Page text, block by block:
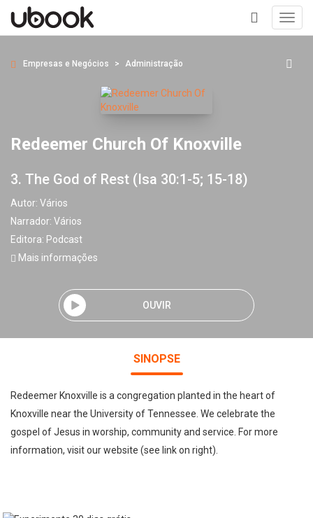
+
Empresas e Negócios Administração
Redeemer Church Of Knoxville
3. The God of Rest (Isa 30:1-5; 15-18)
Autor: Vários
Narrador: Vários
Editora: Podcast
Mais informações
OUVIR
SINOPSE
Redeemer Knoxville is a congregation planted in the heart of
Knoxville near the University of Tennessee. We celebrate the
gospel of Jesus in worship, community and service. For more
information, visit our website (see link on right).